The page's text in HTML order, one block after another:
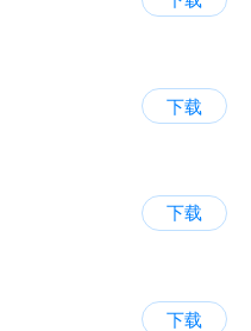
下载
下载
下载